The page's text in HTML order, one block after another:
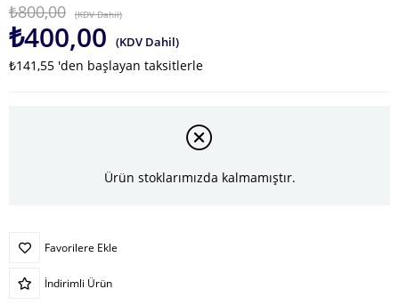
₺800,00 (KDV Dahil)
₺400,00 (KDV Dahil)
₺141,55 'den başlayan taksitlerle
Ürün stoklarımızda kalmamıştır.
Favorilere Ekle
İndirimli Ürün